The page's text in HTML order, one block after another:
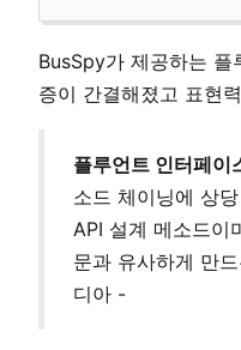
BusSpy가 제공하는 플
증이 간결해졌고 표현
플루언트 인터페이
소드 체이닝에 상
API 설계 메소드이
문과 유사하게 만
디아 -